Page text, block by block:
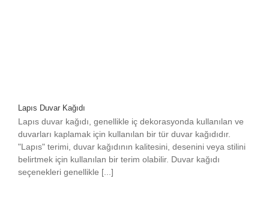
Lapıs Duvar Kağıdı
Lapıs duvar kağıdı, genellikle iç dekorasyonda kullanılan ve
duvarları kaplamak için kullanılan bir tür duvar kağıdıdır.
"Lapıs" terimi, duvar kağıdının kalitesini, desenini veya stilini
belirtmek için kullanılan bir terim olabilir. Duvar kağıdı
seçenekleri genellikle [...]